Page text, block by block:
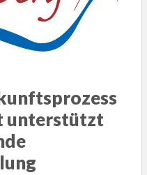
unterstützt